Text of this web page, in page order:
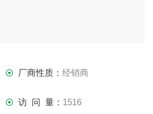
立于1933年。截止目前，在德
造经验的zarges，除了供应常
厂商性质： 经销商
访 问 量： 1516